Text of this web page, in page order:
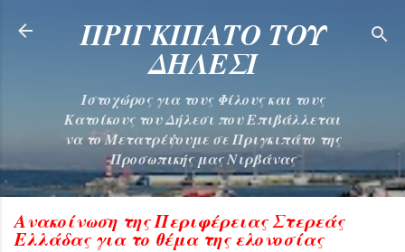
Μετάβαση στο κύριο περιεχόμενο
ΠΡΙΓΚΙΠΑΤΟ ΤΟΥ
ΔΗΛΕΣΙ
Ιστοχώρος για τους Φίλους και τους
Κατοίκους του Δήλεσι που Επιβάλλεται
να το Μετατρέψουμε σε Πριγκιπάτο της
Προσωπικής μας Νιρβάνας
Ανακοίνωση της Περιφέρειας Στερεάς
Ελλάδας για το θέμα της ελονοσίας